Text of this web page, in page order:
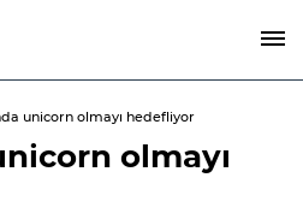
unicorn olmayı hedefliyor
olmayı